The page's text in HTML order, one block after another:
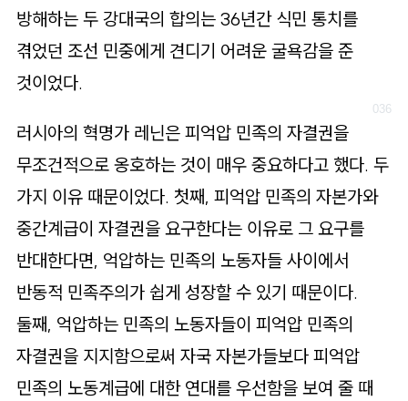
방해하는 두 강대국의 합의는 36년간 식민 통치를
겪었던 조선 민중에게 견디기 어려운 굴욕감을 준
것이었다.
러시아의 혁명가 레닌은 피억압 민족의 자결권을
무조건적으로 옹호하는 것이 매우 중요하다고 했다. 두
가지 이유 때문이었다. 첫째, 피억압 민족의 자본가와
중간계급이 자결권을 요구한다는 이유로 그 요구를
반대한다면, 억압하는 민족의 노동자들 사이에서
반동적 민족주의가 쉽게 성장할 수 있기 때문이다.
둘째, 억압하는 민족의 노동자들이 피억압 민족의
자결권을 지지함으로써 자국 자본가들보다 피억압
민족의 노동계급에 대한 연대를 우선함을 보여 줄 때